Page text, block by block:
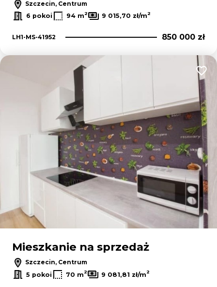
Szczecin, Centrum
6 pokoi
94 m2 9 015,70 zł/m2
LH1-MS-41952 850 000 zł
Mieszkanie na sprzedaż
Szczecin, Centrum
5 pokoi
70 m2 9 081,81 zł/m2